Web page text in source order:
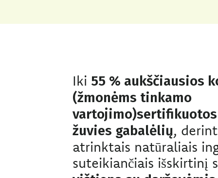
Iki 55 % aukščiausios
(žmonėms tinkamo
vartojimo)sertifikuotos
žuvies gabalėlių,
atrinktais natūraliais
suteikiančiais išskirtinį